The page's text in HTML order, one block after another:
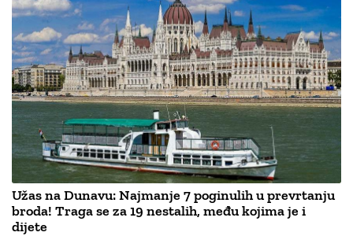
Užas na Dunavu: Najmanje 7 poginulih u prevrtanju
broda! Traga se za 19 nestalih, među kojima je i
dijete